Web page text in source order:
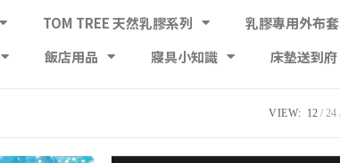
TOM TREE 天然乳膠系列 乳膠專用外布套
飯店用品 寢具小知識 床墊送到府
VIEW: 12 24